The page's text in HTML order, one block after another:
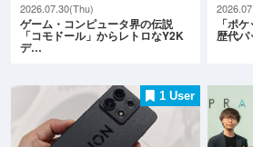
2026.07.30(Thu)
ゲーム・コンピュータ界の伝説
「コモドール」からレトロなY2K
デ…
「ポ
歴代
1 User